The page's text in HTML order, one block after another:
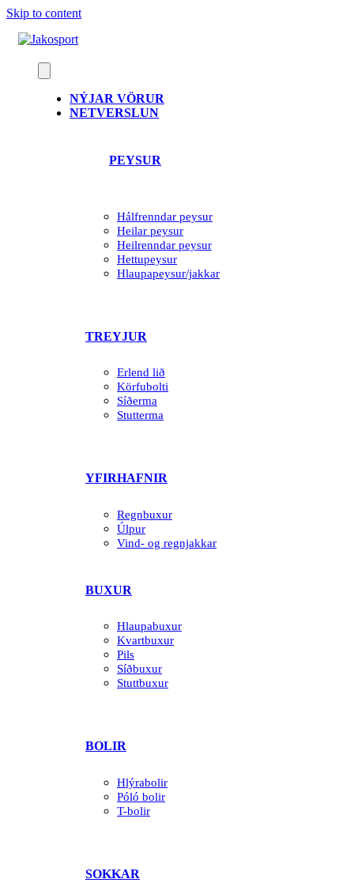
Skip to content
NÝJAR VÖRUR
NETVERSLUN
PEYSUR
Hálfrenndar peysur
Heilar peysur
Heilrenndar peysur
Hettupeysur
Hlaupapeysur/jakkar
TREYJUR
Erlend lið
Körfubolti
Síðerma
Stutterma
YFIRHAFNIR
Regnbuxur
Úlpur
Vind- og regnjakkar
BUXUR
Hlaupabuxur
Kvartbuxur
Pils
Síðbuxur
Stuttbuxur
BOLIR
Hlýrabolir
Póló bolir
T-bolir
SOKKAR